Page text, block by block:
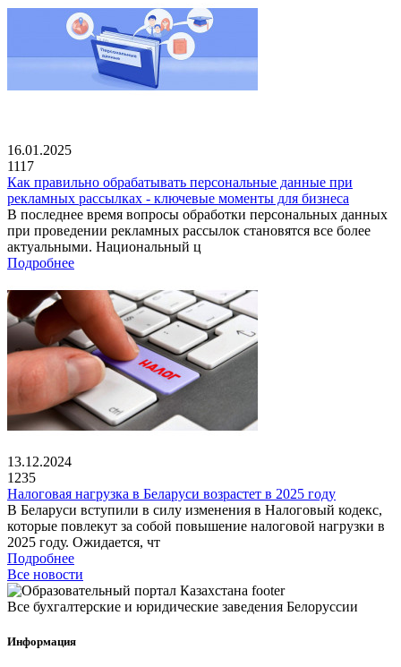
16.01.2025
1117
Как правильно обрабатывать персональные данные при
рекламных рассылках - ключевые моменты для бизнеса
В последнее время вопросы обработки персональных данных
при проведении рекламных рассылок становятся все более
актуальными. Национальный ц
Подробнее
13.12.2024
1235
Налоговая нагрузка в Беларуси возрастет в 2025 году
В Беларуси вступили в силу изменения в Налоговый кодекс,
которые повлекут за собой повышение налоговой нагрузки в
2025 году. Ожидается, чт
Подробнее
Все новости
Все бухгалтерские и юридические заведения Белоруссии
Информация